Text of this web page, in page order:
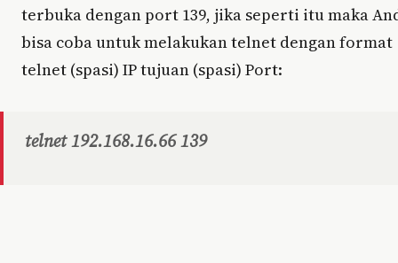
terbuka dengan port 139, jika seperti itu maka
bisa coba untuk melakukan telnet dengan format
telnet (spasi) IP tujuan (spasi) Port:
telnet 192.168.16.66 139